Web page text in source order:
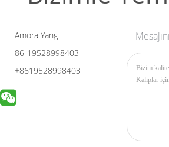
Amora Yang
86-19528998403
+8619528998403